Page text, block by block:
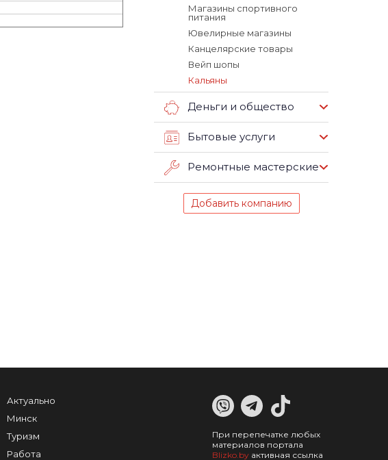
Магазины спортивного
питания
Ювелирные магазины
Канцелярские товары
Вейп шопы
Кальяны
Деньги и общество
Бытовые услуги
Ремонтные мастерские
Добавить компанию
Актуально
Минск
Туризм
Работа
При перепечатке любых
материалов портала
Blizko.by активная ссылка